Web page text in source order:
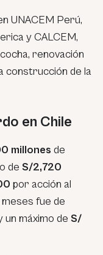
UNACEM Perú,
y CALCEM,
renovación
construcción de la
en Chile
millones de
de S/2,720
por acción al
fue de
un máximo de S/